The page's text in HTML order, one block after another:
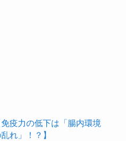
免疫力の低下は「腸内環境
れ」！？】